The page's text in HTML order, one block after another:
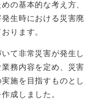
の基本的な考え方、
生時における災害廃
ります。
て非常災害が発生し
務内容を定め、災害
施を目指すものとし
成しました。